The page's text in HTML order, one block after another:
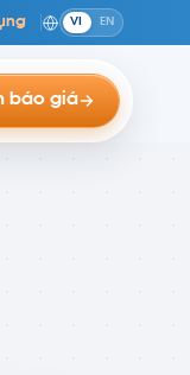
VI EN
báo giá